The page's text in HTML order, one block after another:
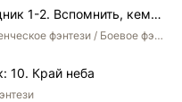
Незаконный наследник 1-2. Вспомнить, кем был. Стать собой. Остаться собой
Попаданцы / Приключенческое фэнтези / Боевое фэнтези / Юмористическое фэнтези
10. Край неба